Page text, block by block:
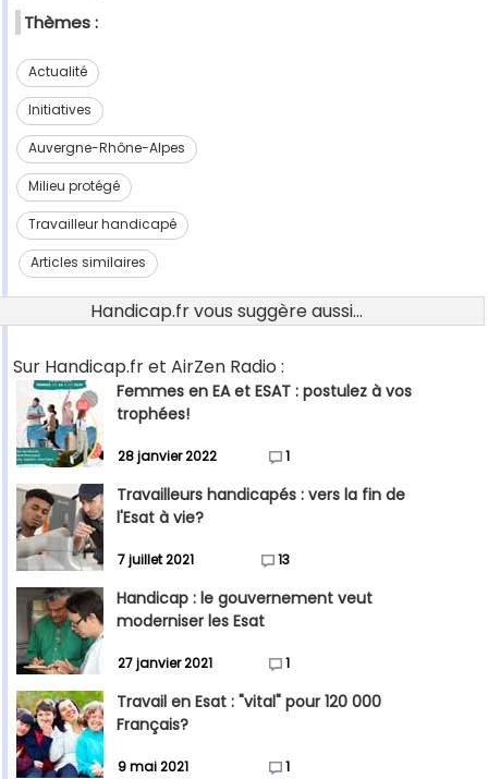
Thèmes :
Actualité
Initiatives
Auvergne-Rhône-Alpes
Milieu protégé
Travailleur handicapé
Articles similaires
Handicap.fr vous suggère aussi...
Sur Handicap.fr et AirZen Radio :
Femmes en EA et ESAT : postulez à vos
trophées!
28 janvier 2022 1
Travailleurs handicapés : vers la fin de
l'Esat à vie?
7 juillet 2021 13
Handicap : le gouvernement veut
moderniser les Esat
27 janvier 2021 1
Travail en Esat : "vital" pour 120 000
Français?
9 mai 2021 1